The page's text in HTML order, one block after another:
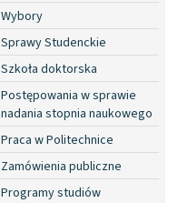
Wybory
Sprawy Studenckie
Szkoła doktorska
Postępowania w sprawie
nadania stopnia naukowego
Praca w Politechnice
Zamówienia publiczne
Programy studiów